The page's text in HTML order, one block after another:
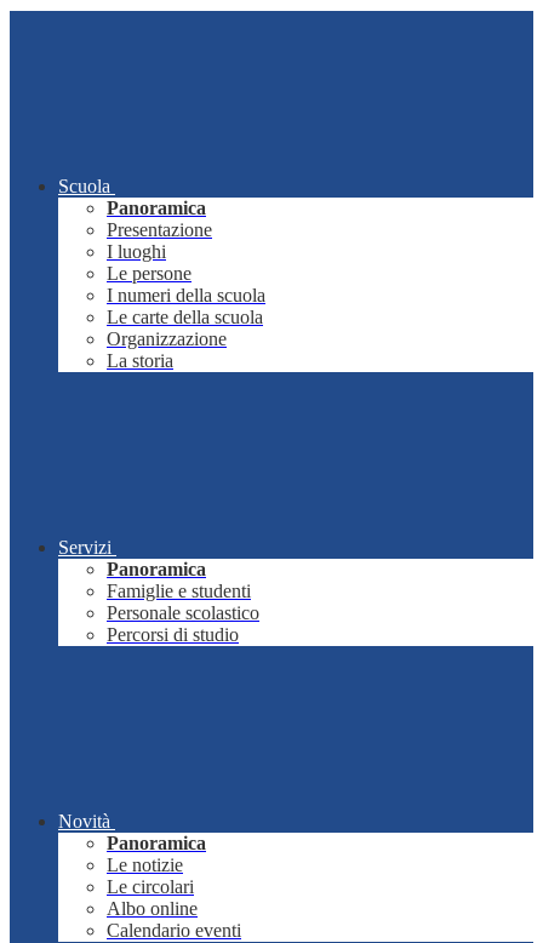
Scuola
Panoramica
Presentazione
I luoghi
Le persone
I numeri della scuola
Le carte della scuola
Organizzazione
La storia
Servizi
Panoramica
Famiglie e studenti
Personale scolastico
Percorsi di studio
Novità
Panoramica
Le notizie
Le circolari
Albo online
Calendario eventi